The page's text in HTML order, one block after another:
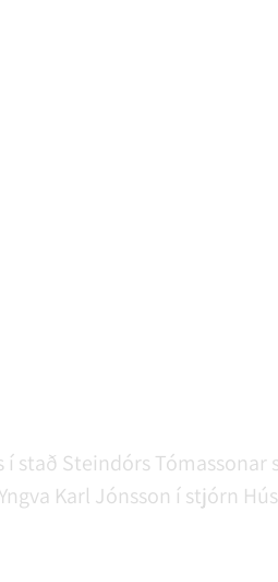
stað Steindórs Tómassonar
Karl Jónsson í stjórn